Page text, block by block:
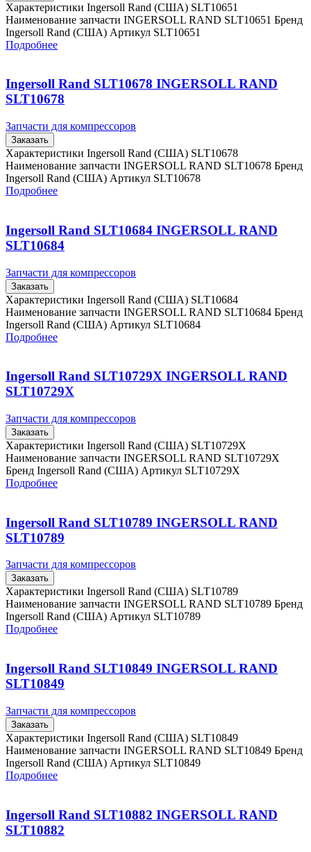
Характеристики Ingersoll Rand (США) SLT10651
Наименование запчасти INGERSOLL RAND SLT10651 Бренд
Ingersoll Rand (США) Артикул SLT10651
Подробнее
Ingersoll Rand SLT10678 INGERSOLL RAND
SLT10678
Запчасти для компрессоров
Заказать
Характеристики Ingersoll Rand (США) SLT10678
Наименование запчасти INGERSOLL RAND SLT10678 Бренд
Ingersoll Rand (США) Артикул SLT10678
Подробнее
Ingersoll Rand SLT10684 INGERSOLL RAND
SLT10684
Запчасти для компрессоров
Заказать
Характеристики Ingersoll Rand (США) SLT10684
Наименование запчасти INGERSOLL RAND SLT10684 Бренд
Ingersoll Rand (США) Артикул SLT10684
Подробнее
Ingersoll Rand SLT10729X INGERSOLL RAND
SLT10729X
Запчасти для компрессоров
Заказать
Характеристики Ingersoll Rand (США) SLT10729X
Наименование запчасти INGERSOLL RAND SLT10729X
Бренд Ingersoll Rand (США) Артикул SLT10729X
Подробнее
Ingersoll Rand SLT10789 INGERSOLL RAND
SLT10789
Запчасти для компрессоров
Заказать
Характеристики Ingersoll Rand (США) SLT10789
Наименование запчасти INGERSOLL RAND SLT10789 Бренд
Ingersoll Rand (США) Артикул SLT10789
Подробнее
Ingersoll Rand SLT10849 INGERSOLL RAND
SLT10849
Запчасти для компрессоров
Заказать
Характеристики Ingersoll Rand (США) SLT10849
Наименование запчасти INGERSOLL RAND SLT10849 Бренд
Ingersoll Rand (США) Артикул SLT10849
Подробнее
Ingersoll Rand SLT10882 INGERSOLL RAND
SLT10882